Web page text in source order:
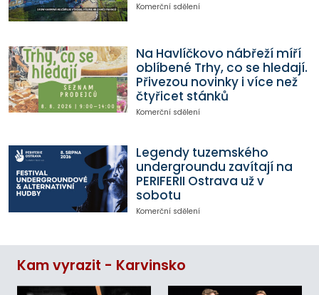
Komerční sdělení
Na Havlíčkovo nábřeží míří
oblíbené Trhy, co se hledají.
Přivezou novinky i více než
čtyřicet stánků
Komerční sdělení
Legendy tuzemského
undergroundu zavítají na
PERIFERII Ostrava už v
sobotu
Komerční sdělení
Kam vyrazit - Karvinsko